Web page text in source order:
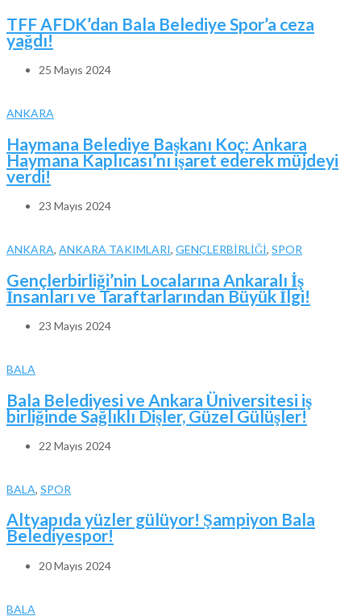
TFF AFDK’dan Bala Belediye Spor’a ceza
yağdı!
25 Mayıs 2024
ANKARA
Haymana Belediye Başkanı Koç: Ankara
Haymana Kaplıcası’nı işaret ederek müjdeyi
verdi!
23 Mayıs 2024
ANKARA, ANKARA TAKIMLARI, GENÇLERBİRLİĞİ, SPOR
Gençlerbirliği’nin Localarına Ankaralı İş
İnsanları ve Taraftarlarından Büyük İlgi!
23 Mayıs 2024
BALA
Bala Belediyesi ve Ankara Üniversitesi iş
birliğinde Sağlıklı Dişler, Güzel Gülüşler!
22 Mayıs 2024
BALA, SPOR
Altyapıda yüzler gülüyor! Şampiyon Bala
Belediyespor!
20 Mayıs 2024
BALA